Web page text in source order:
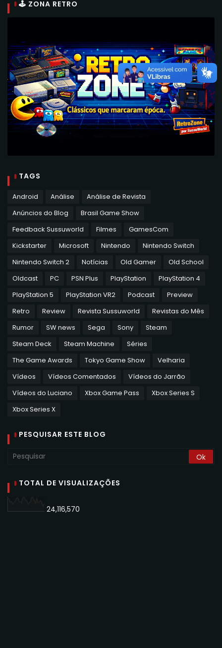
🕹 ZONA RETRO
TAGS
Android Análise
Análise de Revista
Anúncios do Blog
Brasil Game Show
Feedback Sussuworld
Filmes
GamesCom
Kickstarter
Microsoft Nintendo
Nintendo Switch
Nintendo Switch 2
Notícias Old Gamer
Old School
Oldcast
PC PSN Plus PlayStation
PlayStation 4
PlayStation 5
PlayStation VR2 Podcast
Preview
Retro
Review Revista Sussuworld
Revistas do Mês
Rumor
SW news Sega Sony
Steam
Steam Deck
Steam Machine
Séries
The Game Awards
Tokyo Game Show
Velharia
Vídeos
Vídeos Comentados
Vídeos do Jarrão
Vídeos do Luciano
Xbox Game Pass
Xbox Series S
Xbox Series X
PESQUISAR ESTE BLOG
TOTAL DE VISUALIZAÇÕES
24,116,570